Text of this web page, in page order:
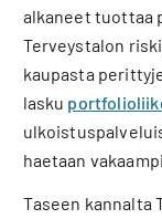
alkaneet tuottaa
Terveystalon
kaupasta
lasku
haetaan
Taseen kannalta